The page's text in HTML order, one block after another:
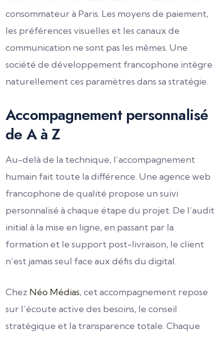
consommateur à Paris. Les moyens de paiement,
les préférences visuelles et les canaux de
communication ne sont pas les mêmes. Une
société de développement francophone intègre
naturellement ces paramètres dans sa stratégie.
Accompagnement personnalisé
de A à Z
Au-delà de la technique, l’accompagnement
humain fait toute la différence. Une agence web
francophone de qualité propose un suivi
personnalisé à chaque étape du projet. De l’audit
initial à la mise en ligne, en passant par la
formation et le support post-livraison, le client
n’est jamais seul face aux défis du digital.
Chez Néo Médias, cet accompagnement repose
sur l’écoute active des besoins, le conseil
stratégique et la transparence totale. Chaque